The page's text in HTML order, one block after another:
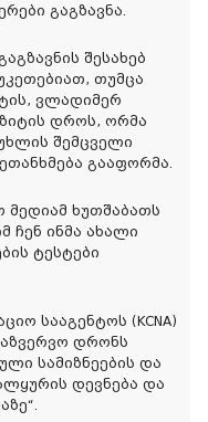
გაგზავნა.
შესახებ
თუმცა
ვლადიმერ
დროს, ორმა
შემცველი
გააფორმა.
ხუთშაბათს
ჩენ ინმა ახალი
ტესტები
სააგენტოს (KCNA)
დრონს
სამიზნეების და
დევნება და